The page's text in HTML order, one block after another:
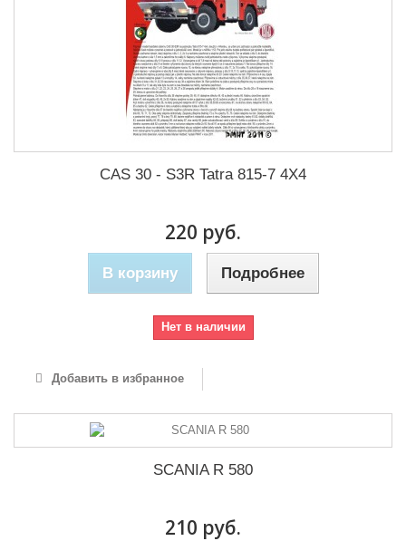
CAS 30 - S3R Tatra 815-7 4X4
220 руб.
В корзину Подробнее
Нет в наличии
Добавить в избранное
SCANIA R 580
210 руб.